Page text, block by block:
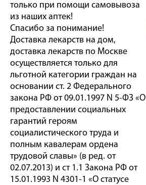
только при помощи самовывоза
из наших аптек!
Спасибо за понимание!
Доставка лекарств на дом,
доставка лекарств по Москве
осуществляется только для
льготной категории граждан на
основании ст. 2 Федерального
закона РФ от 09.01.1997 N 5-ФЗ «О
предоставлении социальных
гарантий героям
социалистического труда и
полным кавалерам ордена
трудовой славы» (в ред. от
02.07.2013) и ст 1.1 Закона РФ от
15.01.1993 N 4301-1 «О статусе